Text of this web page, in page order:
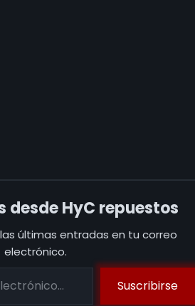
desde HyC repuestos
últimas entradas en tu correo
electrónico.
Suscribirse